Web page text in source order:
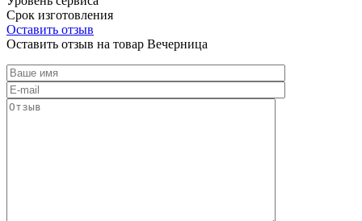
Срок изготовления
Оставить отзыв
Оставить отзыв на товар Вечерница